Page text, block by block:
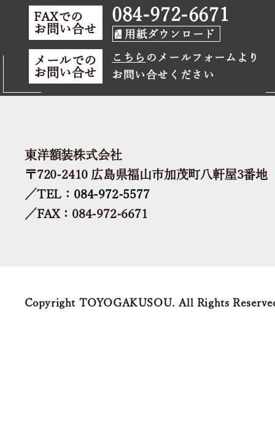
FAXでの
お問い合せ
084-972-6671
用紙ダウンロード
メールでの
お問い合せ
こちら のメールフォームより
お問い合せください
東洋額装株式会社
〒720-2410 広島県福山市加茂町八軒屋3番地
／TEL： 084-972-5577
／FAX：084-972-6671
Copyright TOYOGAKUSOU. All Rights